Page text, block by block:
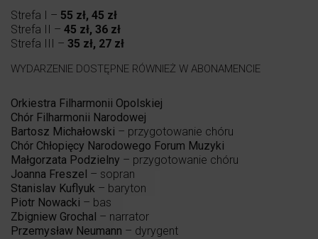
Strefa I – 55 zł, 45 zł
Strefa II – 45 zł, 36 zł
Strefa III – 35 zł, 27 zł
WYDARZENIE DOSTĘPNE RÓWNIEŻ W ABONAMENCIE
Orkiestra Filharmonii Opolskiej
Chór Filharmonii Narodowej
Bartosz Michałowski – przygotowanie chóru
Chór Chłopięcy Narodowego Forum Muzyki
Małgorzata Podzielny – przygotowanie chóru
Joanna Freszel – sopran
Stanislav Kuflyuk – baryton
Piotr Nowacki – bas
Zbigniew Grochal – narrator
Przemysław Neumann – dyrygent